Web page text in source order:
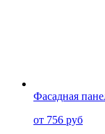
Фасадная
от 756 руб